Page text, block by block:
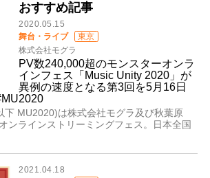
おすすめ記事
2020.05.15
舞台・ライブ
東京
株式会社モグラ
PV数240,000超のモンスターオンラ
インフェス「Music Unity 2020」が
異例の速度となる第3回を5月16日
下 MU2020)は株式会社モグラ及び秋葉原
ンラインストリーミングフェス。日本全国
2021.04.18